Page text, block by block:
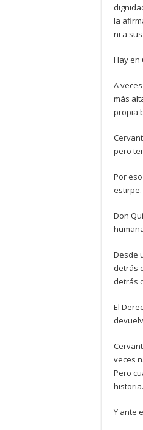
la
ni a
Hay en
A
más
propia
pero
Por
Don
Desde
detrás
detrás
El
veces
Pero
historia.
Y ante